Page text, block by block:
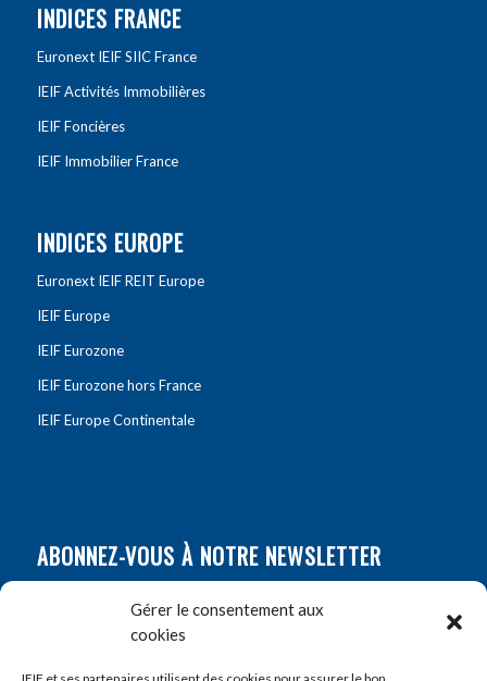
Gérer le consentement aux
cookies
INDICES FRANCE
Euronext IEIF SIIC France
IEIF Activités Immobilières
IEIF Foncières
IEIF Immobilier France
INDICES EUROPE
Euronext IEIF REIT Europe
IEIF Europe
IEIF Eurozone
IEIF Eurozone hors France
IEIF Europe Continentale
ABONNEZ-VOUS À NOTRE NEWSLETTER
Prénom*